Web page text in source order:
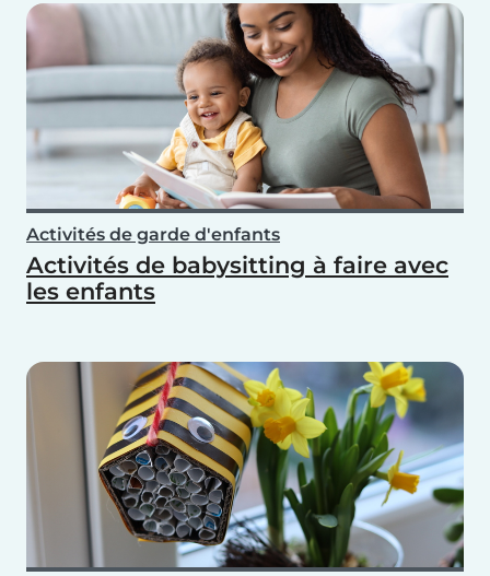
Activités de garde d'enfants
Activités de babysitting à faire avec
les enfants